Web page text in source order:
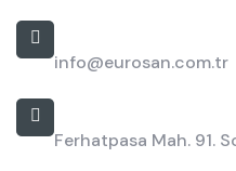
info@eurosan.com.tr
Ferhatpasa Mah. 91.